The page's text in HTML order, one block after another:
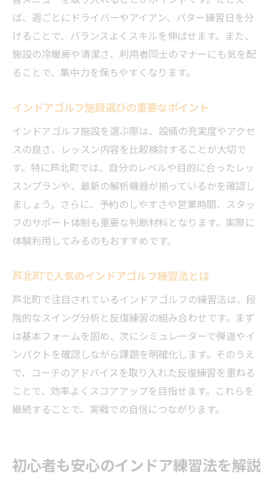
利用者に選ばれるインドアゴルフの特徴
熊本で選ばれるインドアゴルフの活用術
安く学べるレッスンの選び方とメリット
インドアゴルフの費用を抑える選び方
安くて質の高いインドアゴルフレッスン探
し
費用対効果で選ぶインドアゴルフ活用法
無理なく続けられる料金プランの見極め方
賢く選びたいインドアゴルフ上達への道
自分に合った練習場所で続ける上達の道
インドアゴルフで自分に合う場所を見つけ
る
長く続けるためのインドアゴルフ選びの工
通いやすさで選ぶインドアゴルフ練習場
自分の目標に合わせた練習環境の重要性
モチベーション維持に役立つ選び方
最適なインドアゴルフで上達を目指す方法
ば、週ごとにドライバーやアイアン、パター練習日を分
けることで、バランスよくスキルを伸ばせます。また、
施設の冷暖房や清潔さ、利用者同士のマナーにも気を配
ることで、集中力を保ちやすくなります。
インドアゴルフ施設選びの重要なポイント
インドアゴルフ施設を選ぶ際は、設備の充実度やアクセ
スの良さ、レッスン内容を比較検討することが大切で
す。特に芦北町では、自分のレベルや目的に合ったレッ
スンプランや、最新の解析機器が揃っているかを確認し
ましょう。さらに、予約のしやすさや営業時間、スタッ
フのサポート体制も重要な判断材料となります。実際に
体験利用してみるのもおすすめです。
芦北町で人気のインドアゴルフ練習法とは
芦北町で注目されているインドアゴルフの練習法は、段
階的なスイング分析と反復練習の組み合わせです。まず
は基本フォームを固め、次にシミュレーターで弾道やイ
ンパクトを確認しながら課題を明確化します。そのうえ
で、コーチのアドバイスを取り入れた反復練習を重ねる
ことで、効率よくスコアアップを目指せます。これらを
継続することで、実戦での自信につながります。
初心者も安心のインドア練習法を解説